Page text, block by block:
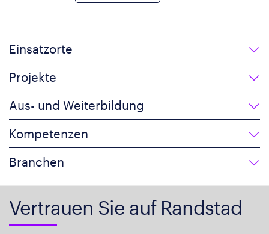
Einsatzorte
Projekte
Aus- und Weiterbildung
Kompetenzen
Branchen
Vertrauen Sie auf Randstad